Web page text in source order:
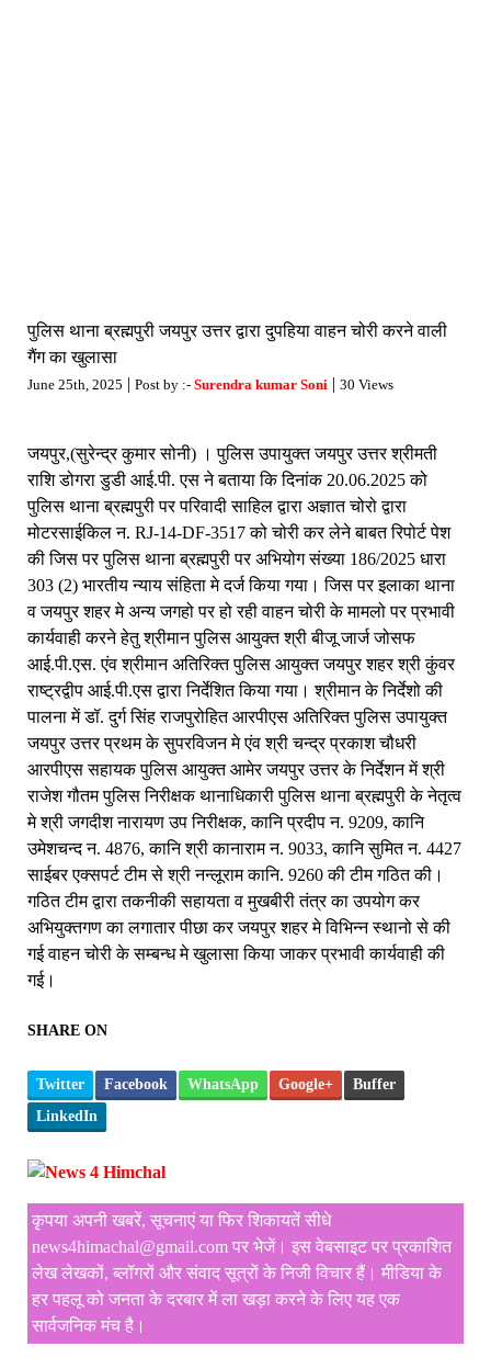
पुलिस थाना ब्रह्मपुरी जयपुर उत्तर द्वारा दुपहिया वाहन चोरी करने वाली
गैंग का खुलासा
June 25th, 2025 | Post by :- Surendra kumar Soni | 30 Views
जयपुर,(सुरेन्द्र कुमार सोनी) । पुलिस उपायुक्त जयपुर उत्तर श्रीमती
राशि डोगरा डुडी आई.पी. एस ने बताया कि दिनांक 20.06.2025 को
पुलिस थाना ब्रह्मपुरी पर परिवादी साहिल द्वारा अज्ञात चोरो द्वारा
मोटरसाईकिल न. RJ-14-DF-3517 को चोरी कर लेने बाबत रिपोर्ट पेश
की जिस पर पुलिस थाना ब्रह्मपुरी पर अभियोग संख्या 186/2025 धारा
303 (2) भारतीय न्याय संहिता मे दर्ज किया गया। जिस पर इलाका थाना
व जयपुर शहर मे अन्य जगहो पर हो रही वाहन चोरी के मामलो पर प्रभावी
कार्यवाही करने हेतु श्रीमान पुलिस आयुक्त श्री बीजू जार्ज जोसफ
आई.पी.एस. एंव श्रीमान अतिरिक्त पुलिस आयुक्त जयपुर शहर श्री कुंवर
राष्ट्रद्वीप आई.पी.एस द्वारा निर्देशित किया गया। श्रीमान के निर्देशो की
पालना में डॉ. दुर्ग सिंह राजपुरोहित आरपीएस अतिरिक्त पुलिस उपायुक्त
जयपुर उत्तर प्रथम के सुपरविजन मे एंव श्री चन्द्र प्रकाश चौधरी
आरपीएस सहायक पुलिस आयुक्त आमेर जयपुर उत्तर के निर्देशन में श्री
राजेश गौतम पुलिस निरीक्षक थानाधिकारी पुलिस थाना ब्रह्मपुरी के नेतृत्व
मे श्री जगदीश नारायण उप निरीक्षक, कानि प्रदीप न. 9209, कानि
उमेशचन्द न. 4876, कानि श्री कानाराम न. 9033, कानि सुमित न. 4427
साईबर एक्सपर्ट टीम से श्री नन्लूराम कानि. 9260 की टीम गठित की।
गठित टीम द्वारा तकनीकी सहायता व मुखबीरी तंत्र का उपयोग कर
अभियुक्तगण का लगातार पीछा कर जयपुर शहर मे विभिन्न स्थानो से की
गई वाहन चोरी के सम्बन्ध मे खुलासा किया जाकर प्रभावी कार्यवाही की
गई।
SHARE ON
Twitter Facebook WhatsApp Google+
Buffer
LinkedIn
कृपया अपनी खबरें, सूचनाएं या फिर शिकायतें सीधे
news4himachal@gmail.com पर भेजें। इस वेबसाइट पर प्रकाशित
लेख लेखकों, ब्लॉगरों और संवाद सूत्रों के निजी विचार हैं। मीडिया के
हर पहलू को जनता के दरबार में ला खड़ा करने के लिए यह एक
सार्वजनिक मंच है।